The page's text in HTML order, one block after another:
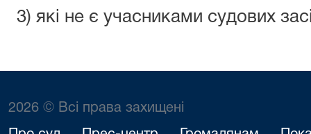
3) які не є учасниками судових
2026 © Всі права захищені